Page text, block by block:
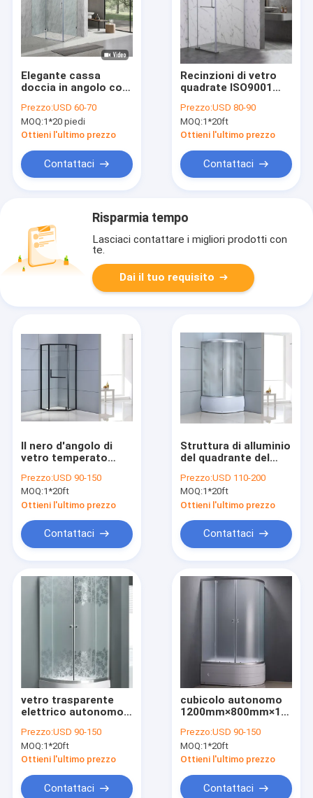
Elegante cassa
doccia in angolo con
mm e cerniera
Prezzo:USD 60-70
MOQ:1*20 piedi
Ottieni l'ultimo prezzo
Contattaci
Recinzioni di vetro
quadrate ISO9001
della doccia del
bagno
Prezzo:USD 80-90
MOQ:1*20ft
Ottieni l'ultimo prezzo
Contattaci
Risparmia tempo
Lasciaci contattare i migliori prodotti con
te.
Dai il tuo requisito
Il nero d'angolo di
vetro temperato
della doccia del
quadrante
Prezzo:USD 90-150
MOQ:1*20ft
Ottieni l'ultimo prezzo
Contattaci
Struttura di alluminio
del quadrante del
bianca della doccia
Prezzo:USD 110-200
MOQ:1*20ft
Ottieni l'ultimo prezzo
Contattaci
vetro trasparente
elettrico autonomo
della doccia di 5mm
Prezzo:USD 90-150
MOQ:1*20ft
Ottieni l'ultimo prezzo
Contattaci
cubicolo autonomo
Prezzo:USD 90-150
MOQ:1*20ft
Ottieni l'ultimo prezzo
Contattaci